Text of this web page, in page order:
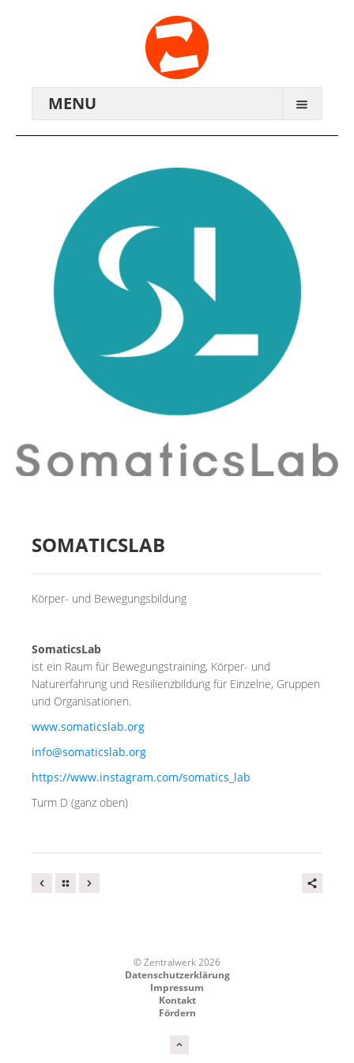
MENU
ARCHIV
WIR ÜBER UNS
ANREISE
KONTAKTE
ZENTRALWERK E.V.
GENOSSENSCHAFT
MIETER:INNEN
DER ORT UND SEINE GESCHICHTE
UNSER POLITISCHES SELBSTVERSTÄNDNIS
NACHHALTIGKEIT UND KLIMASCHUTZ
VERMIETUNG
UNTERSTÜTZEN
NEWSLETTER
SOMATICSLAB
Körper- und Bewegungsbildung
SomaticsLab
ist ein Raum für Bewegungstraining, Körper- und
Naturerfahrung und Resilienzbildung für Einzelne, Gruppen
und Organisationen.
www.somaticslab.org
info@somaticslab.org
https://www.instagram.com/somatics_lab
Turm D (ganz oben)
© Zentralwerk 2026
Datenschutzerklärung
Impressum
Kontakt
Fördern